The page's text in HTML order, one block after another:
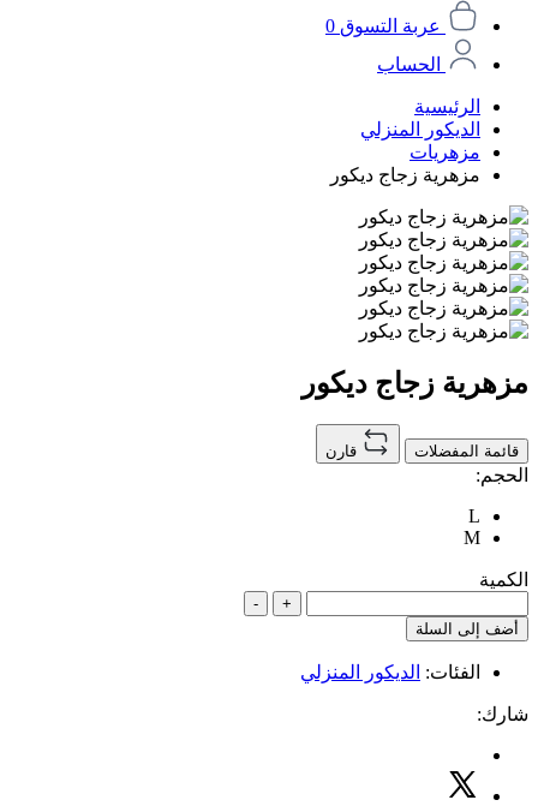
عربة التسوق 0
الحساب
الرئيسية
الديكور المنزلي
مزهريات
مزهرية زجاج ديكور
مزهرية زجاج ديكور
قائمة المفضلات
الحجم:
L
M
الكمية
+
-
أضف إلى السلة
الفئات: الديكور المنزلي
شارك: